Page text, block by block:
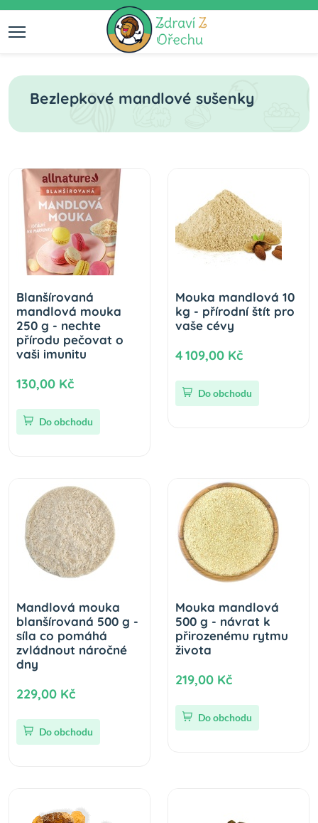
Bezlepkové mandlové sušenky
Blanšírovaná
mandlová mouka
250 g - nechte
přírodu pečovat o
vaši imunitu
130,00 Kč
Do obchodu
Mouka mandlová 10
kg - přírodní štít pro
vaše cévy
4 109,00 Kč
Do obchodu
Mandlová mouka
blanšírovaná 500 g -
síla co pomáhá
zvládnout náročné
dny
229,00 Kč
Do obchodu
Mouka mandlová
500 g - návrat k
přirozenému rytmu
života
219,00 Kč
Do obchodu